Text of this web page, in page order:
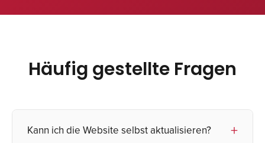
Häufig gestellte Fragen
Kann ich die Website selbst aktualisieren?